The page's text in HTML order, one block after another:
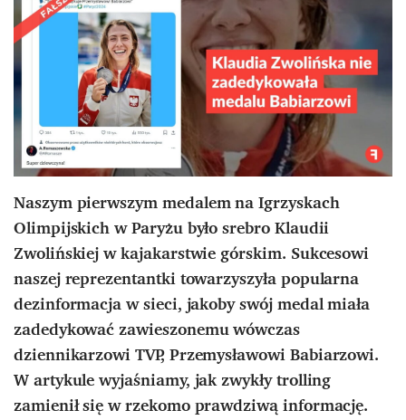
Naszym pierwszym medalem na Igrzyskach
Olimpijskich w Paryżu było srebro Klaudii
Zwolińskiej w kajakarstwie górskim. Sukcesowi
naszej reprezentantki towarzyszyła popularna
dezinformacja w sieci, jakoby swój medal miała
zadedykować zawieszonemu wówczas
dziennikarzowi TVP, Przemysławowi Babiarzowi.
W artykule wyjaśniamy, jak zwykły trolling
zamienił się w rzekomo prawdziwą informację.